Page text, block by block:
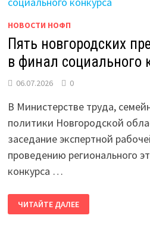
ДНЮ
СЕМЬИ,
И
НОВОСТИ НОФП
Пять новгородских
в финал социального
06.07.2026 0
В Министерстве труда,
политики Новгородской
заседание экспертной
проведению регионального
конкурса …
НОВГОРОДСКИХ
ПРЕДПРИЯТИЙ
ЧИТАЙТЕ ДАЛЕЕ